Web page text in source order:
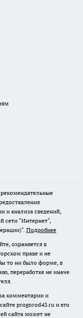
и анализа сведений,
сети "Интернет",
Подробнее
охраняется в
праве и не
то ни было форме, в
переработке не иначе
комментарии и
progorod43.ru и его
сайта может не